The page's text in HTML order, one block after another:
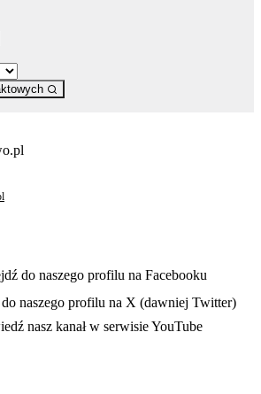
otwiera się w nowej karcie
do naszego profilu na Facebooku
karcie
naszego profilu na X (dawniej Twitter)
się w nowej karcie
nasz kanał w serwisie YouTube